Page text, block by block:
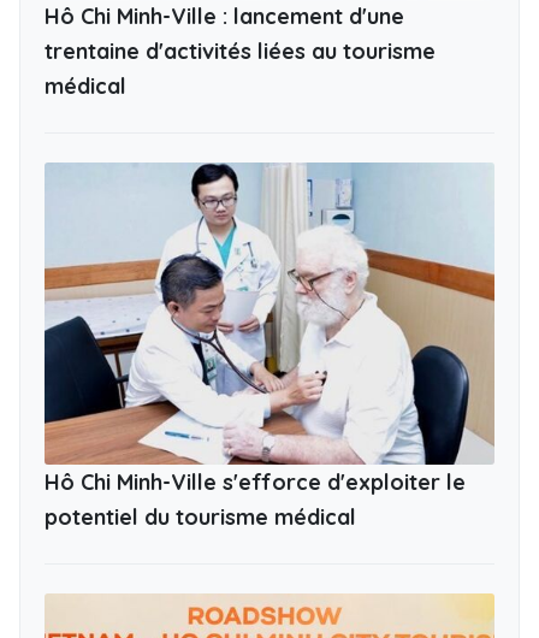
Hô Chi Minh-Ville : lancement d'une
trentaine d'activités liées au tourisme
médical
Hô Chi Minh-Ville s'efforce d'exploiter le
potentiel du tourisme médical